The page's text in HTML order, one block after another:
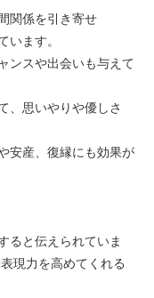
関係を引き寄せ
います。
ンスや出会いも与えて
、思いやりや優しさ
安産、復縁にも効果が
ると伝えられていま
現力を高めてくれる